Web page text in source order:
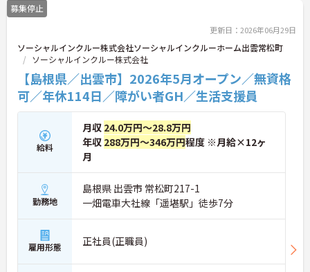
詳細をお話しいたしますのでお気軽にご相談くださ
募集停止
更新日：2026年06月29日
ソーシャルインクルー株式会社ソーシャルインクルーホーム出雲常松町
ソーシャルインクルー株式会社
【島根県／出雲市】2026年5月オープン／無資格
可／年休114日／障がい者GH／生活支援員
給料
月収 24.0万円～28.8万円
年収 288万円～346万円程度 ※月給×12ヶ
月
勤務地
島根県 出雲市 常松町217-1
一畑電車大社線「遥堪駅」徒歩7分
雇用形態 正社員(正職員)